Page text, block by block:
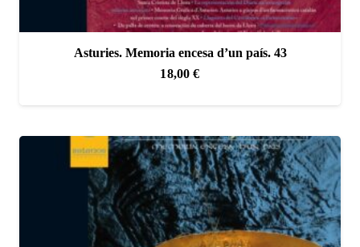
Asturies. Memoria encesa d’un país. 43
18,00€